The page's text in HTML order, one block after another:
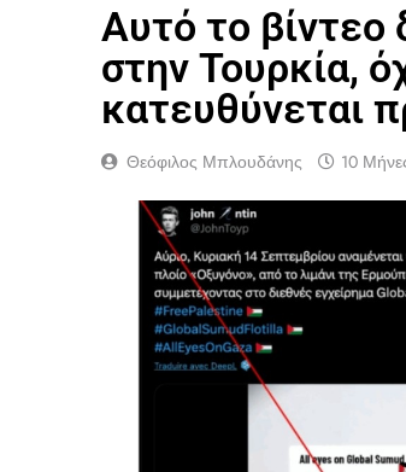
Αυτό το βίντεο
στην Τουρκία,
κατευθύνεται
Θεόφιλος Μπλουδάνης 10